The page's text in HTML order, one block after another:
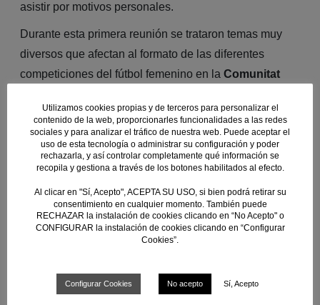
asistir por motivos personales.
Durante esta primera reunión se trataron temas muy
diversos que afectan al formato de las diferentes
competiciones del fútbol femenino en la Comunitat
Facebook
Mastodon
EmailCompartir
What you can read next
Utilizamos cookies propias y de terceros para personalizar el
contenido de la web, proporcionarles funcionalidades a las redes
sociales y para analizar el tráfico de nuestra web. Puede aceptar el
uso de esta tecnología o administrar su configuración y poder
rechazarla, y así controlar completamente qué información se
recopila y gestiona a través de los botones habilitados al efecto.
Al clicar en "Sí, Acepto", ACEPTA SU USO, si bien podrá retirar su
consentimiento en cualquier momento. También puede
RECHAZAR la instalación de cookies clicando en “No Acepto" o
CONFIGURAR la instalación de cookies clicando en “Configurar
Cookies”.
Configurar Cookies No acepto Sí, Acepto